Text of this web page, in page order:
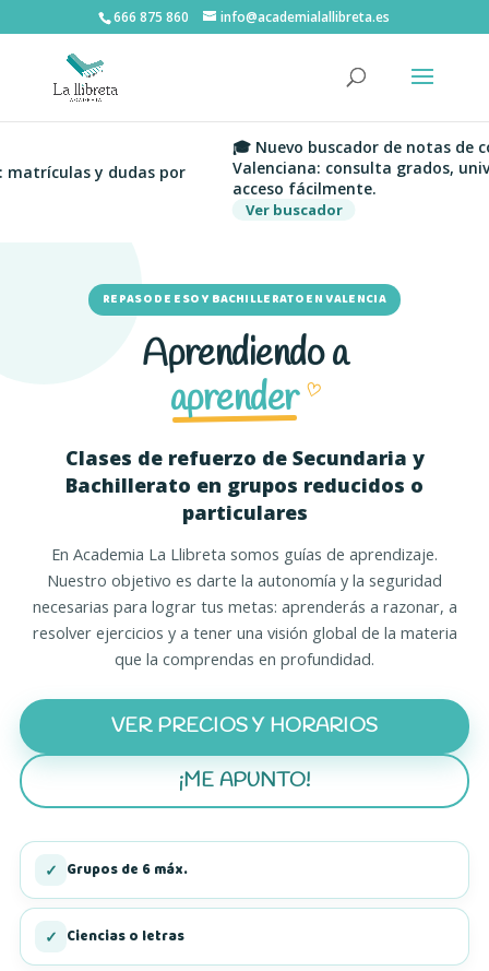
666 875 860 info@academialallibreta.es
y dudas por
🎓 Nuevo buscador de notas de
Valenciana: consulta grados,
acceso fácilmente.
Ver buscador
REPASO DE ESO Y BACHILLERATO EN VALENCIA
Aprendiendo a
aprender ♡
Clases de refuerzo de Secundaria y
Bachillerato en grupos reducidos o
particulares
En Academia La Llibreta somos guías de aprendizaje.
Nuestro objetivo es darte la autonomía y la seguridad
necesarias para lograr tus metas: aprenderás a razonar, a
resolver ejercicios y a tener una visión global de la materia
que la comprendas en profundidad.
VER PRECIOS Y HORARIOS
¡ME APUNTO!
✓ Grupos de 6 máx.
✓ Ciencias o letras